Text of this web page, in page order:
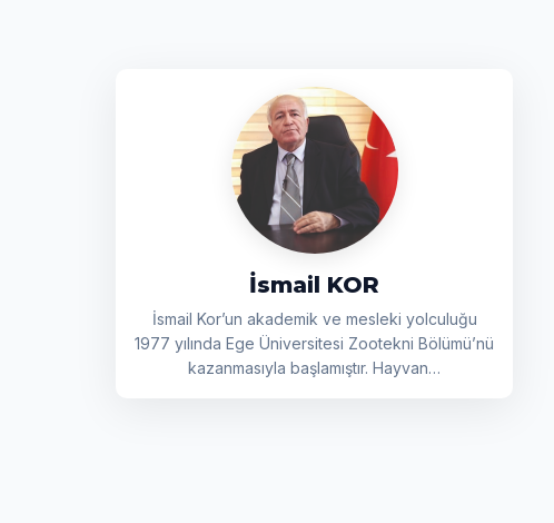
İsmail KOR
İsmail Kor’un akademik ve mesleki yolculuğu
1977 yılında Ege Üniversitesi Zootekni Bölümü’nü
kazanmasıyla başlamıştır. Hayvan…